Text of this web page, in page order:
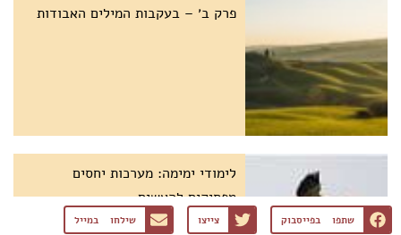
פרק ב׳ – בעקבות המילים האבודות
לימודי ימימה: מערכות יחסים
מפסיקים להאשים
שתפו בפייסבוק צייצו שילחו במייל